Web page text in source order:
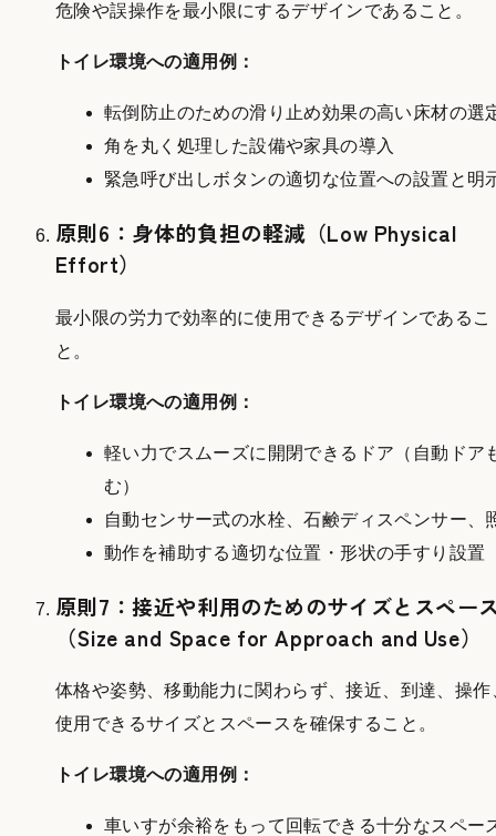
危険や誤操作を最小限にするデザインであること。
トイレ環境への適用例：
転倒防止のための滑り止め効果の高い床材の選
角を丸く処理した設備や家具の導入
緊急呼び出しボタンの適切な位置への設置と明
原則6：身体的負担の軽減（Low Physical
Effort）
最小限の労力で効率的に使用できるデザインであるこ
と。
トイレ環境への適用例：
軽い力でスムーズに開閉できるドア（自動ドア
む）
自動センサー式の水栓、石鹸ディスペンサー、
動作を補助する適切な位置・形状の手すり設置
原則7：接近や利用のためのサイズとスペー
（Size and Space for Approach and Use）
体格や姿勢、移動能力に関わらず、接近、到達、操作
使用できるサイズとスペースを確保すること。
トイレ環境への適用例：
車いすが余裕をもって回転できる十分なスペー